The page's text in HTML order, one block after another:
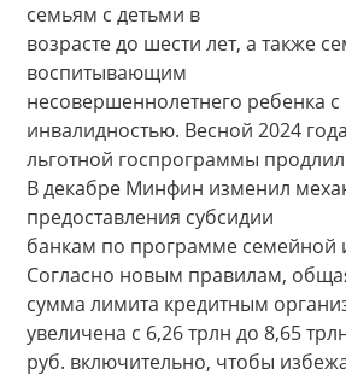
семьям с детьми в
возрасте до шести лет, а также
воспитывающим
несовершеннолетнего ребенка с
инвалидностью. Весной 2024
льготной госпрограммы
В декабре Минфин изменил
предоставления субсидии
банкам по программе семейной
Согласно новым правилам,
сумма лимита кредитным
увеличена с 6,26 трлн до 8,65
руб. включительно, чтобы